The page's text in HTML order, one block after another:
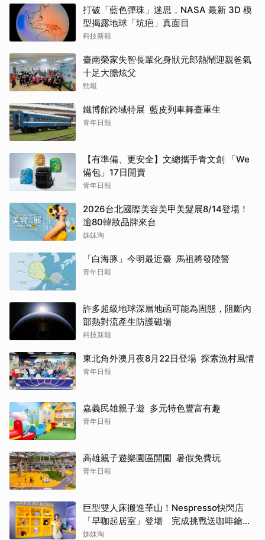
打破「藍色彈珠」迷思，NASA 最新 3D 模
型揭露地球「坑疤」真面目
科技新報
臺南榮家失智長輩化身狀元郎熱鬧迎親爸氣
十足大膽炫父
勁報
鐵博館跨域特展 藍皮列車舞臺重生
青年日報
【有準備、更安全】文總攜手青文創 「We
備包」17日開賣
青年日報
2026台北國際美容美甲美髮展8/14登場！
逾80韓妝品牌來台
姊妹淘
「白海豚」今明最近臺 馬祖將發陸警
青年日報
許多超級地球深層地函可能為固態，阻斷內
部熱對流產生防護磁場
科技新報
東北角外澳月夜8月22日登場 探索漁村風情
青年日報
嘉義民雄親子遊 多元特色豐富有趣
青年日報
高雄親子遊樂園區開園 暑假免費玩
青年日報
巨型雙人床搬進華山！Nespresso快閃店
「早咖起居室」登場 完成挑戰送咖啡鑰匙
圈
姊妹淘